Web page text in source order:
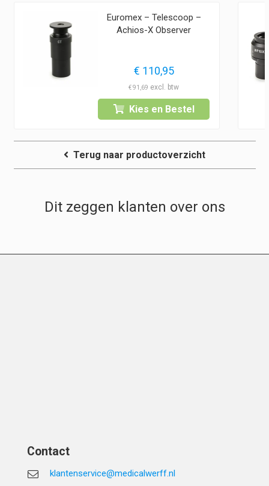
Euromex – Telescoop –
Achios-X Observer
€ 110,95
€91,69
Kies en Bestel
Terug naar productoverzicht
Dit zeggen klanten over ons
Contact
klantenservice@medicalwerff.nl